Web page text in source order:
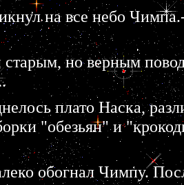
на все небо
но верным
плато Наска,
"обезьян" и
обогнал Чимпу.